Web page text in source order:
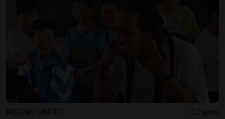
REGNO UNITO 2 anni